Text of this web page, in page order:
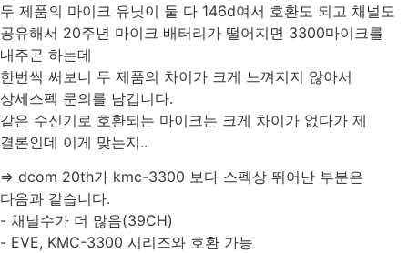
두 제품의 마이크 유닛이 둘 다 146d여서 호환도 되고 채널도
공유해서 20주년 마이크 배터리가 떨어지면 3300마이크를
내주곤 하는데
한번씩 써보니 두 제품의 차이가 크게 느껴지지 않아서
상세스펙 문의를 남깁니다.
같은 수신기로 호환되는 마이크는 크게 차이가 없다가 제
결론인데 이게 맞는지..
=> dcom 20th가 kmc-3300 보다 스펙상 뛰어난 부분은
다음과 같습니다.
- 채널수가 더 많음(39CH)
- EVE, KMC-3300 시리즈와 호환 가능